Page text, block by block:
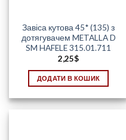
Завіса кутова 45* (135) з
дотягувачем METALLA D
SM HAFELE 315.01.711
2,25$
ДОДАТИ В КОШИК